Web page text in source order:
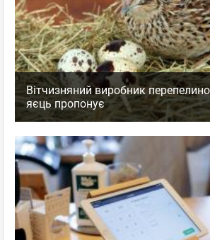
Вітчизняний виробник
яєць пропонує